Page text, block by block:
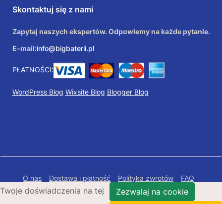
Skontaktuj się z nami
Zapytaj naszych ekspertów. Odpowiemy na każde pytanie.
E-mail:info@bigbaterii.pl
PŁATNOŚCI:
WordPress Blog Wixsite Blog Blogger Blog
O nas Dostawa i płatność Polityka zwrotów
FAQ
Polityka prywatności
Mapa Strony
Twoje doświadczenia na tej
Zezwalaj na cookie